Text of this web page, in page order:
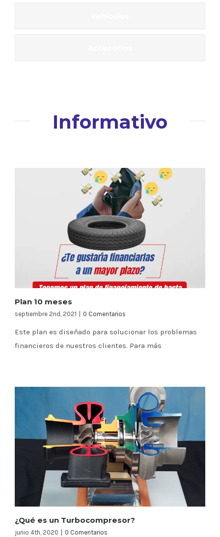
Informativo
Plan 10 meses
septiembre 2nd, 2021 0 Comentarios
Este plan es diseñado para solucionar los problemas
financieros de nuestros clientes. Para más
¿Qué es un Turbocompresor?
junio 4th, 2020 0 Comentarios